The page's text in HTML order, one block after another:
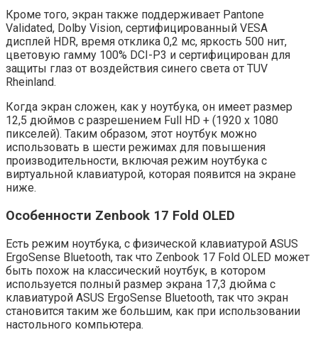
Кроме того, экран также поддерживает Pantone
Validated, Dolby Vision, сертифицированный VESA
дисплей HDR, время отклика 0,2 мс, яркость 500 нит,
цветовую гамму 100% DCI-P3 и сертифицирован для
защиты глаз от воздействия синего света от TUV
Rheinland.
Когда экран сложен, как у ноутбука, он имеет размер
12,5 дюймов с разрешением Full HD + (1920 x 1080
пикселей). Таким образом, этот ноутбук можно
использовать в шести режимах для повышения
производительности, включая режим ноутбука с
виртуальной клавиатурой, которая появится на экране
ниже.
Особенности Zenbook 17 Fold OLED
Есть режим ноутбука, с физической клавиатурой ASUS
ErgoSense Bluetooth, так что Zenbook 17 Fold OLED может
быть похож на классический ноутбук, в котором
используется полный размер экрана 17,3 дюйма с
клавиатурой ASUS ErgoSense Bluetooth, так что экран
становится таким же большим, как при использовании
настольного компьютера.